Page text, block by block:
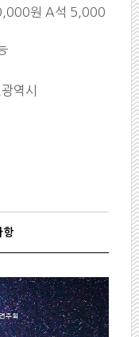
원 A석 5,000
역시
항